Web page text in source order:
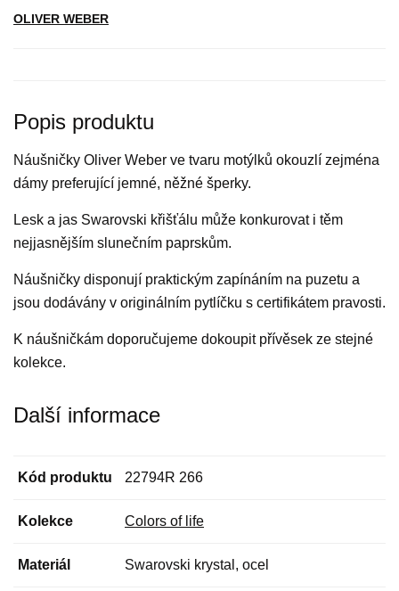
OLIVER WEBER
Popis produktu
Náušničky Oliver Weber ve tvaru motýlků okouzlí zejména
dámy preferující jemné, něžné šperky.
Lesk a jas Swarovski křišťálu může konkurovat i těm
nejjasnějším slunečním paprskům.
Náušničky disponují praktickým zapínáním na puzetu a
jsou dodávány v originálním pytlíčku s certifikátem pravosti.
K náušničkám doporučujeme dokoupit přívěsek ze stejné
kolekce.
Další informace
Kód produktu 22794R 266
Kolekce Colors of life
Materiál Swarovski krystal, ocel